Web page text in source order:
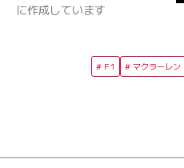
に作成しています
F1 マクラーレン